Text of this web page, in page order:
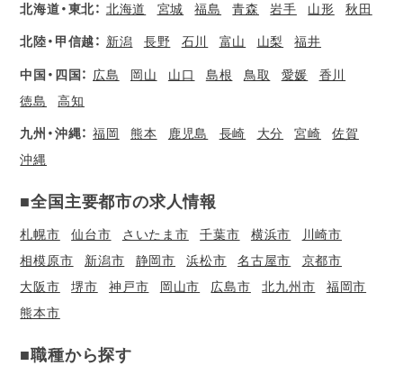
北海道・東北： 北海道 宮城 福島 青森 岩手 山形 秋田
北陸・甲信越： 新潟 長野 石川 富山 山梨 福井
中国・四国： 広島 岡山 山口 島根 鳥取 愛媛
香川
徳島
高知
九州・沖縄： 福岡 熊本 鹿児島 長崎 大分 宮崎
佐賀
沖縄
■全国主要都市の求人情報
札幌市 仙台市 さいたま市 千葉市 横浜市
川崎市
相模原市
新潟市 静岡市 浜松市 名古屋市
京都市
大阪市
堺市 神戸市 岡山市 広島市 北九州市
福岡市
熊本市
■職種から探す